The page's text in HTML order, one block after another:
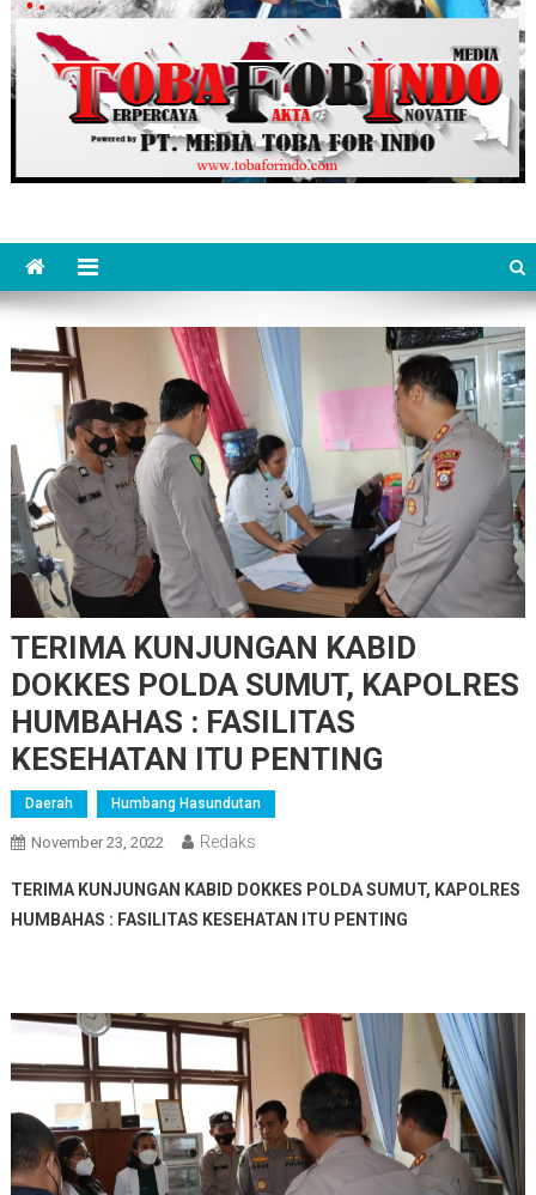
TERIMA KUNJUNGAN KABID
DOKKES POLDA SUMUT, KAPOLRES
HUMBAHAS : FASILITAS
KESEHATAN ITU PENTING
Daerah Humbang Hasundutan
November 23, 2022 Redaks
TERIMA KUNJUNGAN KABID DOKKES POLDA SUMUT, KAPOLRES
HUMBAHAS : FASILITAS KESEHATAN ITU PENTING